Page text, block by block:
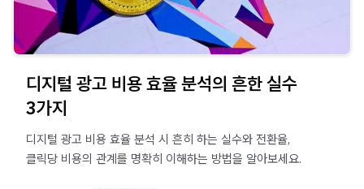
디지털 광고 비용 효율 분석의 흔한 실수
3가지
디지털 광고 비용 효율 분석 시 흔히 하는 실수와 전환율,
클릭당 비용의 관계를 명확히 이해하는 방법을 알아보세요.